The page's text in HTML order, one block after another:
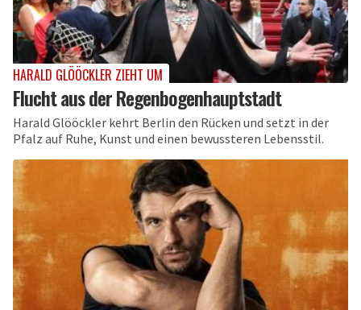
HARALD GLÖÖCKLER ZIEHT UM
Flucht aus der Regenbogenhauptstadt
Harald Glööckler kehrt Berlin den Rücken und setzt in der
Pfalz auf Ruhe, Kunst und einen bewussteren Lebensstil.